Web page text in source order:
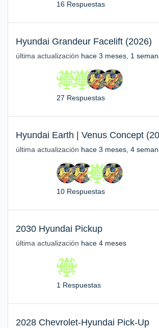
16 Respuestas
Hyundai Grandeur Facelift (2026)
última actualización hace 3 meses, 1
27 Respuestas
Hyundai Earth | Venus Concept
última actualización hace 3 meses, 4
10 Respuestas
2030 Hyundai Pickup
última actualización hace 4 meses
1 Respuestas
2028 Chevrolet-Hyundai Pick-Up